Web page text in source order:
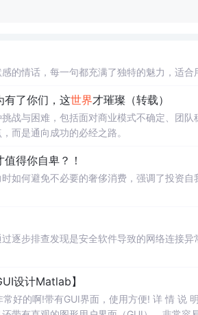
的情话，每一句都充满了独特的魅力，适合
有了你们，这世界才璀璨（转载）
战与困难，包括面对商业模式不确定、团
而是通向成功的必经之路。
得你自卑？！
如何避免不必要的奢侈消费，强调了投资
逐步排查发现是安全软件导致的网络连接
设计Matlab】
好的啊!带有GUI界面，使用方便! 详 情 说